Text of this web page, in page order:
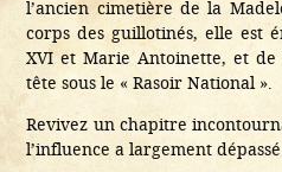
l’ancien cimetière de la
corps des guillotinés, elle est
XVI et Marie Antoinette, et
tête sous le « Rasoir National ».
Revivez un chapitre
l’influence a largement